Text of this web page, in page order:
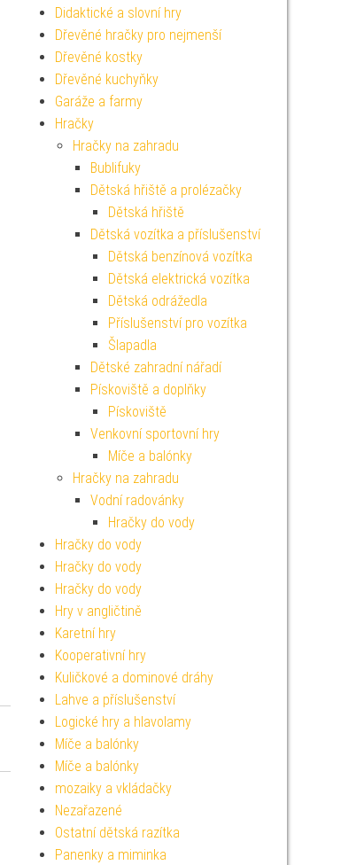
Didaktické a slovní hry
Dřevěné hračky pro nejmenší
Dřevěné kostky
Dřevěné kuchyňky
Garáže a farmy
Hračky
Hračky na zahradu
Bublifuky
Dětská hřiště a prolézačky
Dětská hřiště
Dětská vozítka a příslušenství
Dětská benzínová vozítka
Dětská elektrická vozítka
Dětská odrážedla
Příslušenství pro vozítka
Šlapadla
Dětské zahradní nářadí
Pískoviště a doplňky
Pískoviště
Venkovní sportovní hry
Míče a balónky
Hračky na zahradu
Vodní radovánky
Hračky do vody
Hračky do vody
Hračky do vody
Hračky do vody
Hry v angličtině
Karetní hry
Kooperativní hry
Kuličkové a dominové dráhy
Lahve a příslušenství
Logické hry a hlavolamy
Míče a balónky
Míče a balónky
mozaiky a vkládačky
Nezařazené
Ostatní dětská razítka
Panenky a miminka